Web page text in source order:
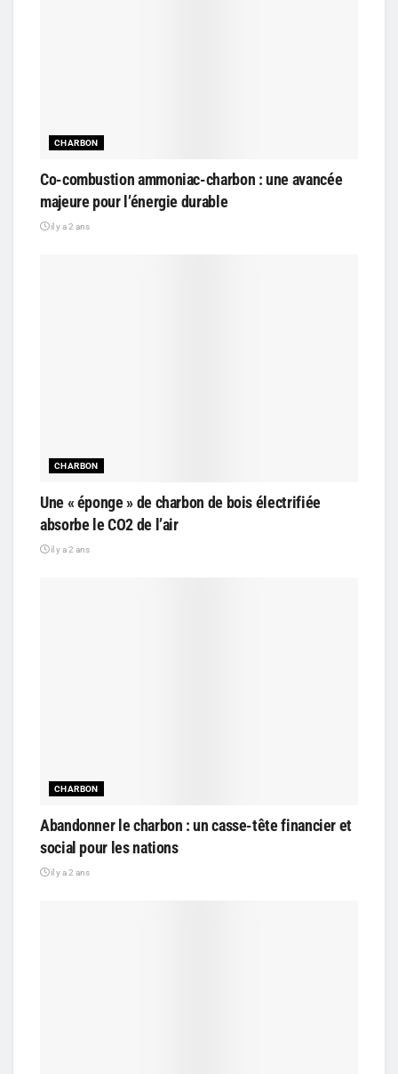
CHARBON
Co-combustion ammoniac-charbon : une avancée
majeure pour l’énergie durable
il y a 2 ans
CHARBON
Une « éponge » de charbon de bois électrifiée
absorbe le CO2 de l’air
il y a 2 ans
CHARBON
Abandonner le charbon : un casse-tête financier et
social pour les nations
il y a 2 ans